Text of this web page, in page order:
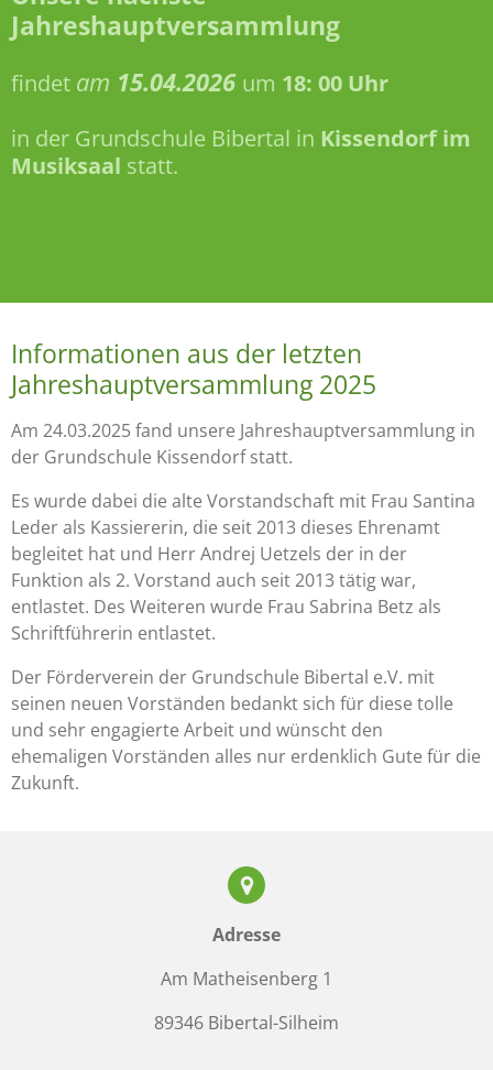
Jahreshauptversammlung
findet am 15.04.2026 um 18: 00 Uhr
in der Grundschule Bibertal in Kissendorf im
Musiksaal statt.
Informationen aus der letzten
Jahreshauptversammlung 2025
Am 24.03.2025 fand unsere Jahreshauptversammlung in
der Grundschule Kissendorf statt.
Es wurde dabei die alte Vorstandschaft mit Frau Santina
Leder als Kassiererin, die seit 2013 dieses Ehrenamt
begleitet hat und Herr Andrej Uetzels der in der
Funktion als 2. Vorstand auch seit 2013 tätig war,
entlastet. Des Weiteren wurde Frau Sabrina Betz als
Schriftführerin entlastet.
Der Förderverein der Grundschule Bibertal e.V. mit
seinen neuen Vorständen bedankt sich für diese tolle
und sehr engagierte Arbeit und wünscht den
ehemaligen Vorständen alles nur erdenklich Gute für die
Zukunft.
Adresse
Am Matheisenberg 1
89346 Bibertal-Silheim